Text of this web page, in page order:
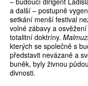
a další – postupně
setkání menší festival
volné zábavy a
totalitní doktríny.
kterých se společně s
představit nevázaně a
buněk, byly živnou
divnosti.